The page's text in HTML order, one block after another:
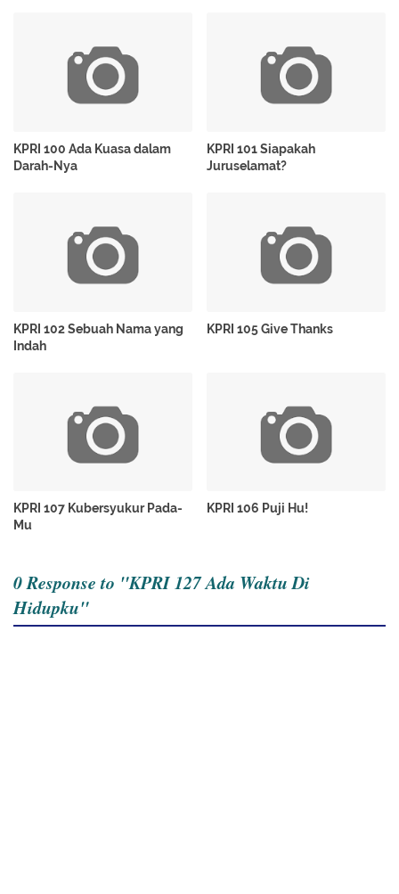
KPRI 100 Ada Kuasa dalam
Darah-Nya
KPRI 101 Siapakah
Juruselamat?
KPRI 102 Sebuah Nama yang
Indah
KPRI 105 Give Thanks
KPRI 107 Kubersyukur Pada-
Mu
KPRI 106 Puji Hu!
0 Response to "KPRI 127 Ada Waktu Di
Hidupku"